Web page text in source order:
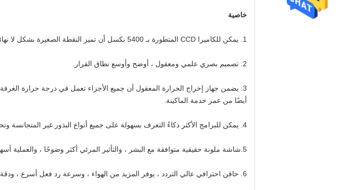
خاصية
1. يمكن للكاميرا CCD المتطورة بـ 5400 بكسل أن تميز النقطة الصغيرة بشكل لا نهائي ، وتحسن مستوى الفرز إلى مستوى أعلى.
2. تصميم بصري علمي ومعقول ، أوضح وأوسع نطاق القرار.
3. يضمن جهاز إخراج الحرارة المعقول أن جميع الأجزاء تعمل في درجة حرارة
أيضًا من عمر خدمة الماكينة.
4. يمكن للبرامج الأكثر ذكاءً التعرف بسهولة على جميع أنواع البذور غير المتجانسة وتحسين دقة الاختيار.
5.شاشة ملونة حقيقية متوافقة مع البشر ، والتأثير المرئي أكثر وضوحًا ، والعملية أسهل.
6. حاقن احترافي عالي التردد ، يوفر المزيد من الهواء ، وسرعة رد فعل أسرع ، ودقة أعلى ، وعمر أطول ، مع برنامج ذكي ، لضمان معدل تعشيش جيد ودقة ممتازة